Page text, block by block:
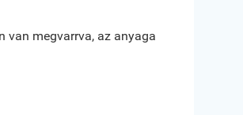
van megvarrva, az anyaga